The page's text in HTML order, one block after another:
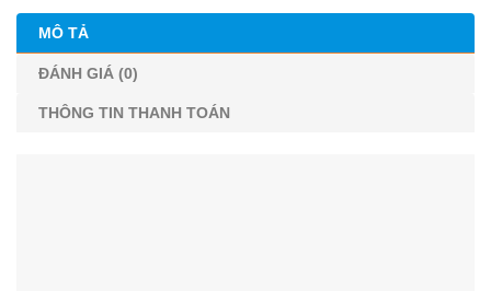
MÔ TẢ
ĐÁNH GIÁ (0)
THÔNG TIN THANH TOÁN